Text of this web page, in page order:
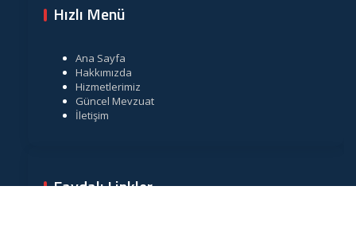
Hızlı Menü
Ana Sayfa
Hakkımızda
Hizmetlerimiz
Güncel Mevzuat
İletişim
Faydalı Linkler